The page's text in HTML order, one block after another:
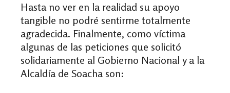
Hasta no ver en la realidad su apoyo
tangible no podré sentirme totalmente
agradecida. Finalmente, como víctima
algunas de las peticiones que solicitó
solidariamente al Gobierno Nacional y a la
Alcaldía de Soacha son: